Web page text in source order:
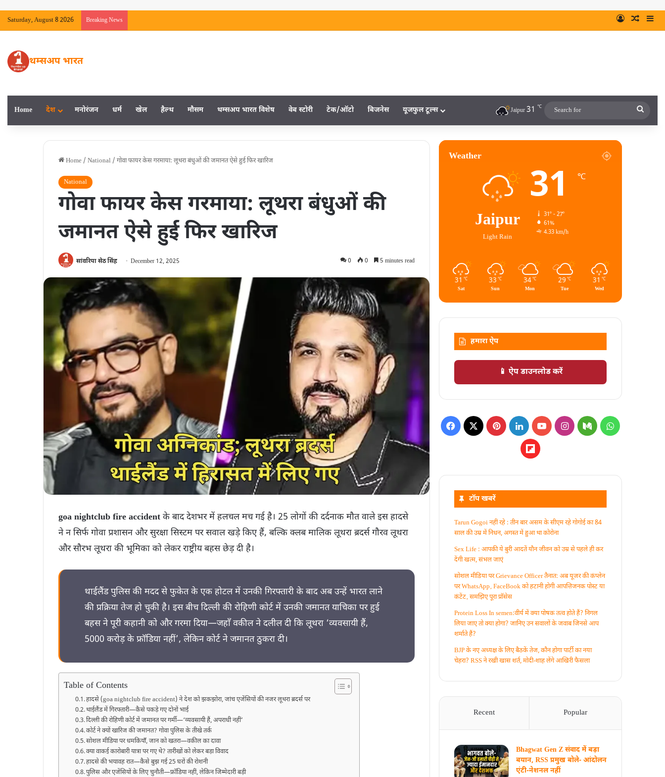
Saturday, August 8 2026 Breaking News
थम्सअप भारत
Home देश मनाेरंजन धर्म खेल हैल्‍थ मौसम थम्‍सअप भारत विशेष वेब स्‍टोरी टेक/ऑटो बिजनेस यूजफुल टूल्‍स Jaipur31 ℃
Home / National / गोवा फायर केस गरमाया: लूथरा बंधुओं की जमानत ऐसे हुई फिर खारिज
National
गोवा फायर केस गरमाया: लूथरा बंधुओं की
जमानत ऐसे हुई फिर खारिज
सांवरिया सेठ सिंह December 12, 2025 0 0 5 minutes read
goa nightclub fire accident के बाद देशभर में हलचल मच गई है। 25 लोगों की दर्दनाक मौत वाले इस हादसे
ने न सिर्फ गोवा प्रशासन और सुरक्षा सिस्टम पर सवाल खड़े किए हैं, बल्कि क्लब मालिक लूथरा ब्रदर्स गौरव लूथरा
और सौरभ लूथरा की भूमिका को लेकर राष्ट्रीय बहस छेड़ दी है।
थाईलैंड पुलिस की मदद से फुकेत के एक होटल में उनकी गिरफ्तारी के बाद अब उन्हें भारत लाने
की प्रक्रिया तेज हो चुकी है। इस बीच दिल्ली की रोहिणी कोर्ट में उनकी जमानत याचिका पर हुई
बहस ने पूरी कहानी को और गरमा दिया—जहाँ वकील ने दलील दी कि लूथरा ‘व्यवसायी हैं,
5000 करोड़ के फ्रॉडिया नहीं’, लेकिन कोर्ट ने जमानत ठुकरा दी।
Table of Contents
हादसे (goa nightclub fire accident) ने देश को झकझोरा, जांच एजेंसियों की नजर लूथरा ब्रदर्स पर
थाईलैंड में गिरफ्तारी—कैसे पकड़े गए दोनों भाई
दिल्ली की रोहिणी कोर्ट में जमानत पर गर्मी—‘व्यवसायी हैं, अपराधी नहीं’
कोर्ट ने क्यों खारिज की जमानत? गोवा पुलिस के तीखे तर्क
सोशल मीडिया पर धमकियाँ, जान को खतरा—वकील का दावा
क्या वाकई कारोबारी यात्रा पर गए थे? तारीखों को लेकर बड़ा विवाद
हादसे की भयावह रात—कैसे बुझ गई 25 घरों की रोशनी
पुलिस और एजेंसियों के लिए चुनौती—फ्रॉडिया नहीं, लेकिन जिम्मेदारी बड़ी
Weather
Jaipur
Light Rain
31 ℃
31º - 27º
61%
4.33 km/h
31 ℃
Sat
33 ℃
Sun
34 ℃
Mon
29 ℃
Tue
31 ℃
Wed
हमारा ऐप
📱 ऐप डाउनलोड करें
टॉप खबरें
Tarun Gogoi नहीं रहे : तीन बार असम के सीएम रहे गोगोई का 84
साल की उम्र में निधन, अगस्त में हुआ था कोरोना
Sex Life : आपकी ये बुरी आदतें याैन जीवन को उम्र से पहले ही कर
देंगी खत्म, संभल जाएं
सोशल मीडिया पर Grievance Officer तैनात: अब यूजर की कंप्लेन
पर WhatsApp‚ FaceBook को हटानी होगी आपत्तिजनक पोस्ट या
कंटेंट‚ समझिए पूरा प्रॉसेस
Protein Loss In semen:वीर्य में क्या पोषक तत्व होते हैं? निगल
लिया जाए तो क्या होगा? जानिए उन सवालों के जवाब जिनसे आप
शर्माते हैं?
BJP के नए अध्यक्ष के लिए बैठकें तेज, कौन होगा पार्टी का नया
चेहरा? RSS ने रखी खास शर्त, मोदी-शाह लेंगे आखिरी फैसला
Recent Popular
Bhagwat Gen Z संवाद में बड़ा
बयान, RSS प्रमुख बोले- आंदोलन
एंटी-नेशनल नहीं